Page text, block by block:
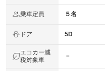
乗車定員 ５名
ドア 5D
エコカー減
税対象車
－